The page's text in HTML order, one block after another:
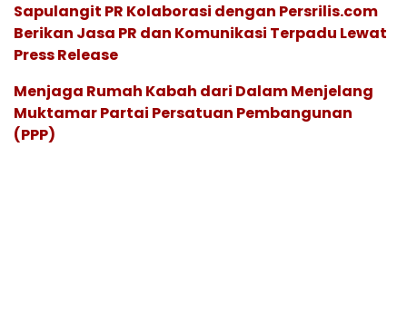
Sapulangit PR Kolaborasi dengan Persrilis.com
Berikan Jasa PR dan Komunikasi Terpadu Lewat
Press Release
Menjaga Rumah Kabah dari Dalam Menjelang
Muktamar Partai Persatuan Pembangunan
(PPP)